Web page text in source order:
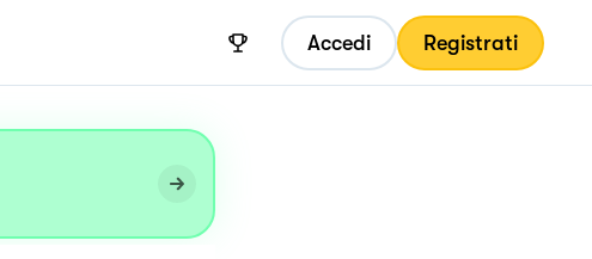
Accedi Registrati